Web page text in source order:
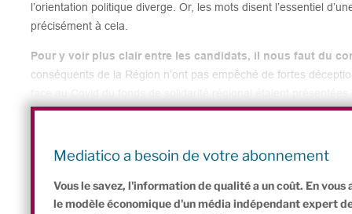
l’orientation politique diverge. Or, les mots disent l’essentiel
précisément à cela.
Pour y voir plus clair entre les candidats, il nous faut du
conséquents de la Région n’ont pas empêché de fortes
solidarité national, privant plusieurs structures de l’ESS d’une
parce que leur numéro d’identification Insee ne relève pas du
Mediatico a besoin de votre abonnement
Vous le savez, l'information de qualité a un coût. En
le modèle économique d'un média indépendant expert